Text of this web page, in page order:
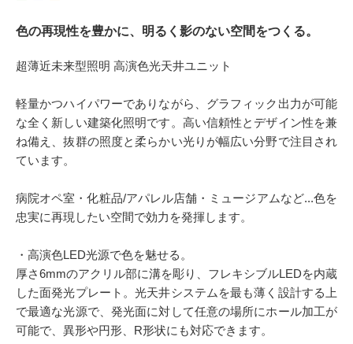
かたなび コラム
すまいリング 設計士インタビュー
お気に入り
色の再現性を豊かに、明るく影のない空間をつくる。
超薄近未来型照明 高演色光天井ユニット
軽量かつハイパワーでありながら、グラフィック出力が可能
な全く新しい建築化照明です。高い信頼性とデザイン性を兼
ね備え、抜群の照度と柔らかい光りが幅広い分野で注目され
ています。
病院オペ室・化粧品/アパレル店舗・ミュージアムなど...色を
忠実に再現したい空間で効力を発揮します。
・高演色LED光源で色を魅せる。
厚さ6mmのアクリル部に溝を彫り、フレキシブルLEDを内蔵
した面発光プレート。光天井システムを最も薄く設計する上
で最適な光源で、発光面に対して任意の場所にホール加工が
可能で、異形や円形、R形状にも対応できます。